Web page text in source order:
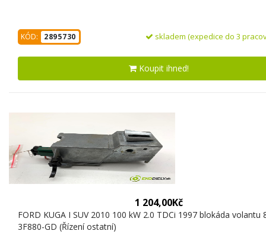
KÓD: 2895730 skladem (expedice do 3
Koupit ihned!
1 204,00Kč
FORD KUGA I SUV 2010 100 kW 2.0 TDCi 1997 blokáda volantu
3F880-GD (Řízení ostatní)